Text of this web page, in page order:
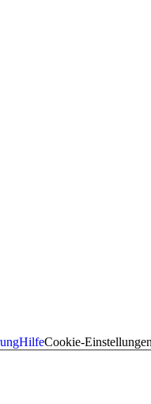
HilfeCookie-Einstellungen